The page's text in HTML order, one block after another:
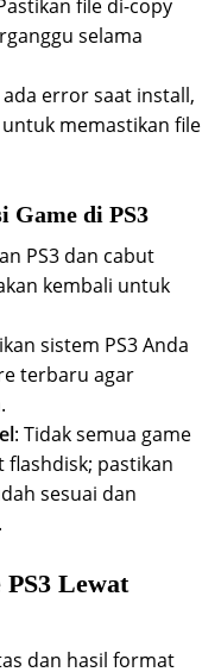
file di-copy
selama
ada error saat install,
memastikan file
Game di PS3
PS3 dan cabut
kembali untuk
sistem PS3 Anda
terbaru agar
: Tidak semua game
flashdisk; pastikan
sesuai dan
PS3 Lewat
dan hasil format